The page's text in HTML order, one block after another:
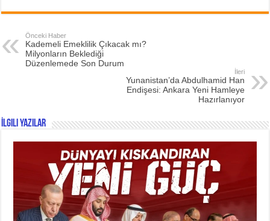
Önceki Haber
Kademeli Emeklilik Çıkacak mı?
Milyonların Beklediği
Düzenlemede Son Durum
İleri
Yunanistan’da Abdulhamid Han
Endişesi: Ankara Yeni Hamleye
Hazırlanıyor
İlgili Yazılar